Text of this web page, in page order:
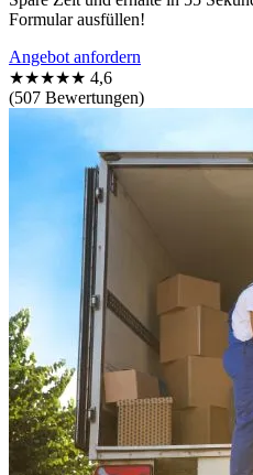
Formular ausfüllen!
Angebot anfordern
★★★★★ 4,6
(507 Bewertungen)